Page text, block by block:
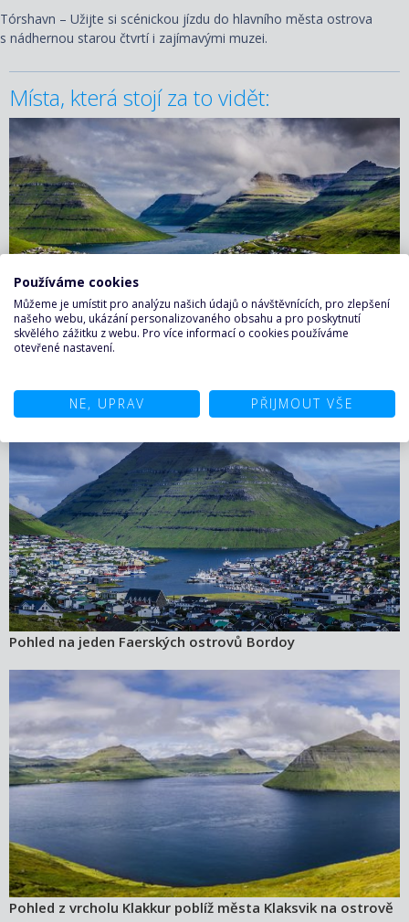
Tórshavn – Užijte si scénickou jízdu do hlavního města ostrova
s nádhernou starou čtvrtí i zajímavými muzei.
Místa, která stojí za to vidět:
Letecký pohled na město na ostrově Bordoy, Faerské
Pohled na jeden Faerských ostrovů Bordoy
Pohled z vrcholu Klakkur poblíž města Klaksvik na ostrově
Používáme cookies
Můžeme je umístit pro analýzu našich údajů o návštěvnících, pro zlepšení
našeho webu, ukázání personalizovaného obsahu a pro poskytnutí
skvělého zážitku z webu. Pro více informací o cookies používáme
otevřené nastavení.
NE, UPRAV PŘIJMOUT VŠE